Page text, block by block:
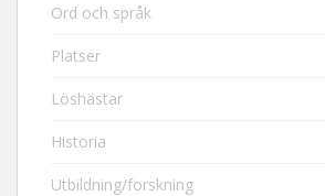
Ord och språk
Platser
Löshästar
Historia
Utbildning/forskning